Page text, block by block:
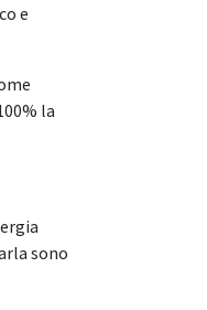
e
la
sono